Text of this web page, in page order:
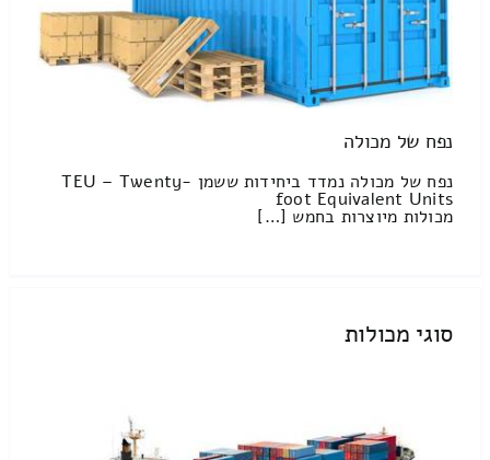
נפח של מכולה
נפח של מכולה נמדד ביחידות ששמן TEU – Twenty-
foot Equivalent Units
מכולות מיוצרות בחמש […]
סוגי מכולות